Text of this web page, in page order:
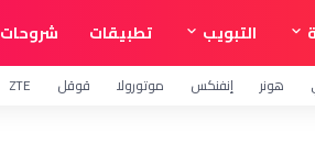
التبويب تطبيقات شروحات
هونر إنفنكس موتورولا قوقل ZTE